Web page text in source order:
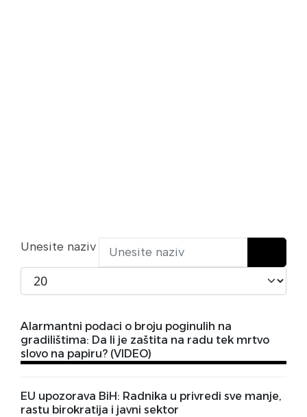
Unesite naziv
Prikaži broj
Alarmantni podaci o broju poginulih na
gradilištima: Da li je zaštita na radu tek mrtvo
slovo na papiru? (VIDEO)
EU upozorava BiH: Radnika u privredi sve manje,
rastu birokratija i javni sektor